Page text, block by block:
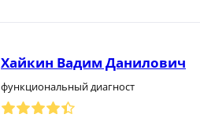
Хайкин Вадим Данилович
функциональный диагност